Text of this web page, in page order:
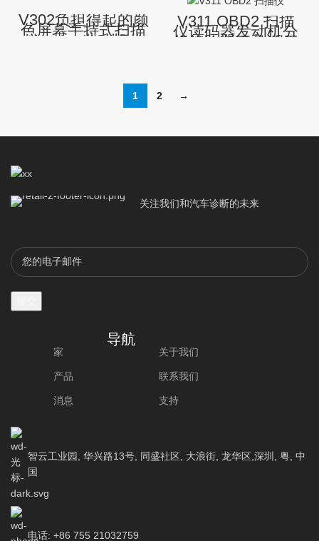
V302负担得起的颜
色屏幕手持式扫描
仪OBD2发动机代
V311 OBD2 扫描
仪读码器发动机分
析仪诊断工具适用
1 2 →
关注我们和汽车诊断的未来
导航
家
产品
消息
关于我们
联系我们
支持
智云工业园, 华兴路13号, 同盛社区, 大浪街, 龙华区,深圳, 粤, 中
国
电话: +86 755 21032759